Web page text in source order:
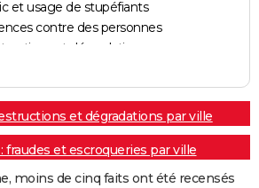
et usage de stupéfiants
contre des personnes
et dégradations
et dégradations par ville
fraudes et escroqueries par ville
moins de cinq faits ont été recensés